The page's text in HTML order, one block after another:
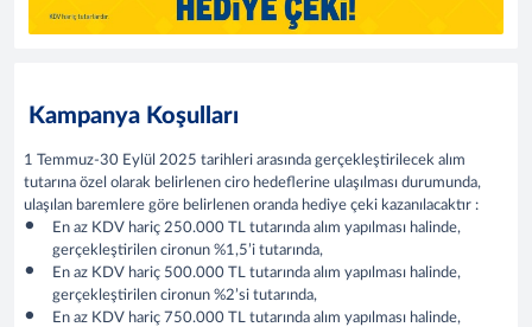
Kampanya Koşulları
1 Temmuz-30 Eylül 2025 tarihleri arasında gerçekleştirilecek alım
tutarına özel olarak belirlenen ciro hedeflerine ulaşılması durumunda,
ulaşılan baremlere göre belirlenen oranda hediye çeki kazanılacaktır :
En az KDV hariç 250.000 TL tutarında alım yapılması halinde,
gerçekleştirilen cironun %1,5’i tutarında,
En az KDV hariç 500.000 TL tutarında alım yapılması halinde,
gerçekleştirilen cironun %2’si tutarında,
En az KDV hariç 750.000 TL tutarında alım yapılması halinde,